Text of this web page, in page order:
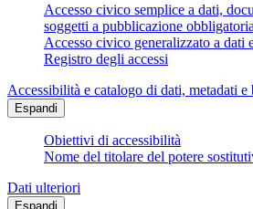
Accesso civico semplice a dati,
soggetti a pubblicazione obbligatoria
Accesso civico generalizzato a dati
Registro degli accessi
Accessibilità e catalogo di dati, metadati e
Espandi
Obiettivi di accessibilità
Nome del titolare del potere
Dati ulteriori
Espandi